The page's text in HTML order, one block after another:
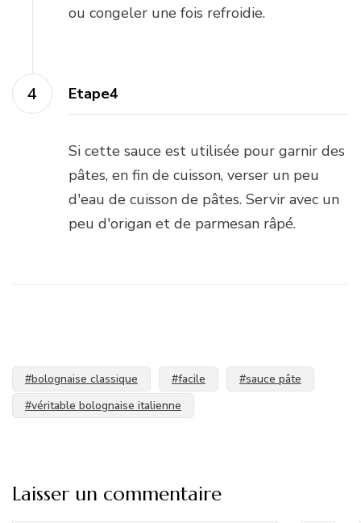
ou congeler une fois refroidie.
Etape4
Si cette sauce est utilisée pour garnir des
pâtes, en fin de cuisson, verser un peu
d'eau de cuisson de pâtes. Servir avec un
peu d'origan et de parmesan râpé.
#bolognaise classique #facile
#sauce pâte
#véritable bolognaise italienne
Laisser un commentaire